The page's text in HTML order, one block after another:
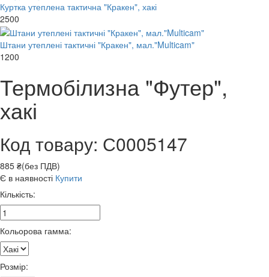
Куртка утеплена тактична "Кракен", хакі
2500
Штани утеплені тактичні "Кракен", мал."Multicam"
1200
Термобілизна "Футер",
хакі
Код товару: С0005147
885 ₴(без ПДВ)
Є в наявності Купити
Кількість:
Кольорова гамма:
Розмір: